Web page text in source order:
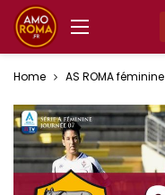
Home AS ROMA féminine